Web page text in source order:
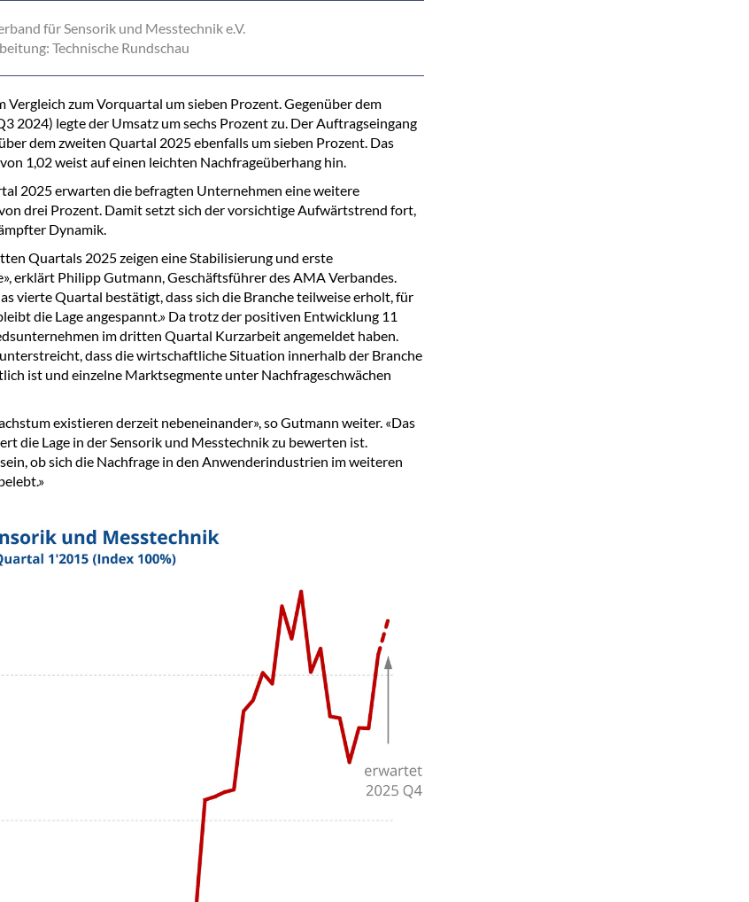
für Sensorik und Messtechnik e.V.
Technische Rundschau
Vergleich zum Vorquartal um sieben Prozent. Gegenüber dem
2024) legte der Umsatz um sechs Prozent zu. Der Auftragseingang
dem zweiten Quartal 2025 ebenfalls um sieben Prozent. Das
1,02 weist auf einen leichten Nachfrageüberhang hin.
2025 erwarten die befragten Unternehmen eine weitere
drei Prozent. Damit setzt sich der vorsichtige Aufwärtstrend fort,
Dynamik.
Quartals 2025 zeigen eine Stabilisierung und erste
erklärt Philipp Gutmann, Geschäftsführer des AMA Verbandes.
vierte Quartal bestätigt, dass sich die Branche teilweise erholt, für
die Lage angespannt.» Da trotz der positiven Entwicklung 11
im dritten Quartal Kurzarbeit angemeldet haben.
dass die wirtschaftliche Situation innerhalb der Branche
ist und einzelne Marktsegmente unter Nachfrageschwächen
existieren derzeit nebeneinander», so Gutmann weiter. «Das
die Lage in der Sensorik und Messtechnik zu bewerten ist.
ob sich die Nachfrage in den Anwenderindustrien im weiteren